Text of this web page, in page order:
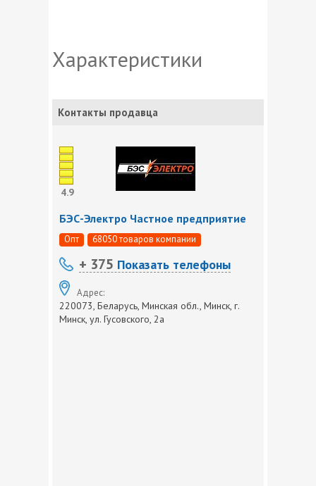
Характеристики
Контакты продавца
4.9
БЭС-Электро Частное предприятие
Опт 68050 товаров компании
+ 375 Показать телефоны
Адрес:
220073, Беларусь, Минская обл., Минск, г.
Минск, ул. Гусовского, 2а